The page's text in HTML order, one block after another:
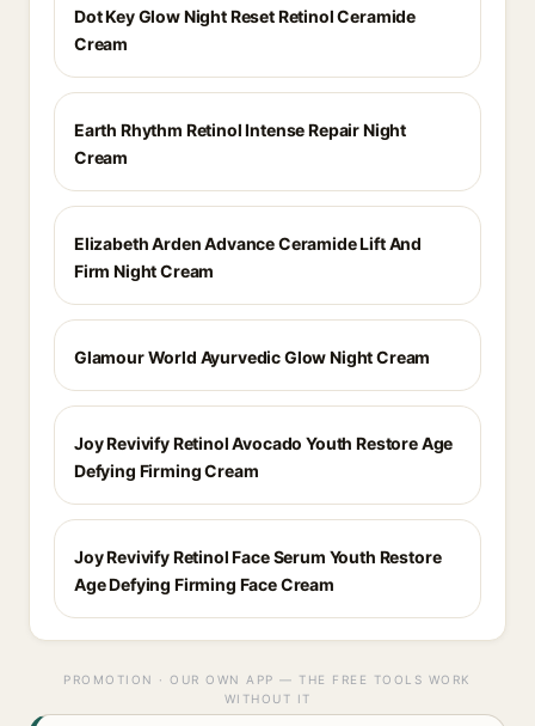
Dot Key Glow Night Reset Retinol Ceramide
Cream
Earth Rhythm Retinol Intense Repair Night
Cream
Elizabeth Arden Advance Ceramide Lift And
Firm Night Cream
Glamour World Ayurvedic Glow Night Cream
Joy Revivify Retinol Avocado Youth Restore Age
Defying Firming Cream
Joy Revivify Retinol Face Serum Youth Restore
Age Defying Firming Face Cream
PROMOTION · OUR OWN APP — THE FREE TOOLS WORK
WITHOUT IT